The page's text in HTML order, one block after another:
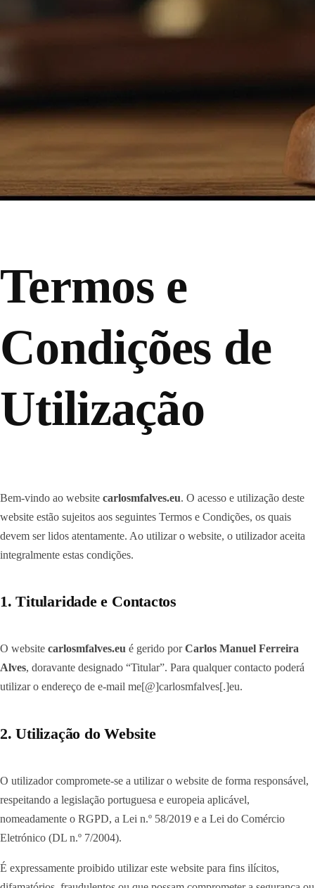
Termos e
Condições de
Utilização
Bem-vindo ao website carlosmfalves.eu. O acesso e utilização deste
website estão sujeitos aos seguintes Termos e Condições, os quais
devem ser lidos atentamente. Ao utilizar o website, o utilizador aceita
integralmente estas condições.
1. Titularidade e Contactos
O website carlosmfalves.eu é gerido porCarlos Manuel Ferreira
Alves, doravante designado “Titular”. Para qualquer contacto poderá
utilizar o endereço de e-mail me[@]carlosmfalves[.]eu.
2. Utilização do Website
O utilizador compromete-se a utilizar o website de forma responsável,
respeitando a legislação portuguesa e europeia aplicável,
nomeadamente o RGPD, a Lei n.º 58/2019 e a Lei do Comércio
Eletrónico (DL n.º 7/2004).
É expressamente proibido utilizar este website para fins ilícitos,